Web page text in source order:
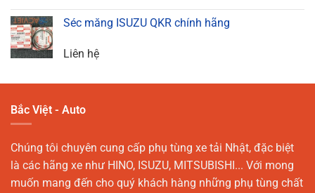
Séc măng ISUZU QKR chính hãng
Liên hệ
Bắc Việt - Auto
Chúng tôi chuyên cung cấp phụ tùng xe tải Nhật, đặc biệt
là các hãng xe như HINO, ISUZU, MITSUBISHI... Với mong
muốn mang đến cho quý khách hàng những phụ tùng chất